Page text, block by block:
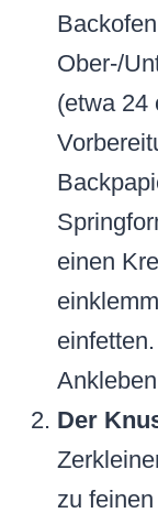
Ober-/
(etwa 24
einen
Der
zu